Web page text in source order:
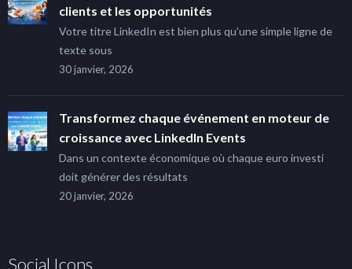
clients et les opportunités
Votre titre LinkedIn est bien plus qu’une simple ligne de
texte sous
30 janvier, 2026
Transformez chaque événement en moteur de
croissance avec LinkedIn Events
Dans un contexte économique où chaque euro investi
doit générer des résultats
20 janvier, 2026
Social Icons